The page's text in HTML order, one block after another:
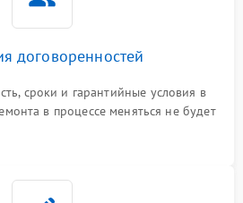
договоренностей
сроки и гарантийные условия в
в процессе меняться не будет